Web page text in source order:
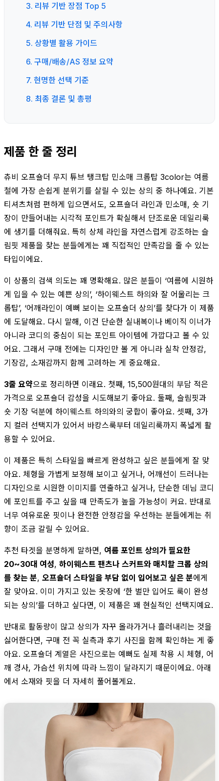
3. 리뷰 기반 장점 Top 5
4. 리뷰 기반 단점 및 주의사항
5. 상황별 활용 가이드
6. 구매/배송/AS 정보 요약
7. 현명한 선택 기준
8. 최종 결론 및 총평
제품 한 줄 정리
츄비 오프숄더 무지 튜브 탱크탑 민소매 크롭탑 3color는 여름
철에 가장 손쉽게 분위기를 살릴 수 있는 상의 중 하나예요. 기본
티셔츠처럼 편하게 입으면서도, 오프숄더 라인과 민소매, 숏 기
장이 만들어내는 시각적 포인트가 확실해서 단조로운 데일리룩
에 생기를 더해줘요. 특히 상체 라인을 자연스럽게 강조하는 슬
림핏 제품을 찾는 분들에게는 꽤 직접적인 만족감을 줄 수 있는
타입이에요.
이 상품의 검색 의도는 꽤 명확해요. 많은 분들이 ‘여름에 시원하
게 입을 수 있는 예쁜 상의’, ‘하이웨스트 하의와 잘 어울리는 크
롭탑’, ‘어깨라인이 예뻐 보이는 오프숄더 상의’를 찾다가 이 제품
에 도달해요. 다시 말해, 이건 단순한 실내복이나 베이직 이너가
아니라 코디의 중심이 되는 포인트 아이템에 가깝다고 볼 수 있
어요. 그래서 구매 전에는 디자인만 볼 게 아니라 실착 안정감,
기장감, 소재감까지 함께 고려하는 게 중요해요.
3줄 요약으로 정리하면 이래요. 첫째, 15,500원대의 부담 적은
가격으로 오프숄더 감성을 시도해보기 좋아요. 둘째, 슬림핏과
숏 기장 덕분에 하이웨스트 하의와의 궁합이 좋아요. 셋째, 3가
지 컬러 선택지가 있어서 바캉스룩부터 데일리룩까지 폭넓게 활
용할 수 있어요.
이 제품은 특히 스타일을 빠르게 완성하고 싶은 분들에게 잘 맞
아요. 체형을 가볍게 보정해 보이고 싶거나, 어깨선이 드러나는
디자인으로 시원한 이미지를 연출하고 싶거나, 단순한 데님 코디
에 포인트를 주고 싶을 때 만족도가 높을 가능성이 커요. 반대로
너무 여유로운 핏이나 완전한 안정감을 우선하는 분들에게는 취
향이 조금 갈릴 수 있어요.
추천 타겟을 분명하게 말하면, 여름 포인트 상의가 필요한
20~30대 여성, 하이웨스트 팬츠나 스커트와 매치할 크롭 상의
를 찾는 분, 오프숄더 스타일을 부담 없이 입어보고 싶은 분에게
잘 맞아요. 이미 가지고 있는 옷장에 ‘한 벌만 입어도 룩이 완성
되는 상의’를 더하고 싶다면, 이 제품은 꽤 현실적인 선택지예요.
반대로 활동량이 많고 상의가 자꾸 올라가거나 흘러내리는 것을
싫어한다면, 구매 전 꼭 실측과 후기 사진을 함께 확인하는 게 좋
아요. 오프숄더 계열은 사진으로는 예뻐도 실제 착용 시 체형, 어
깨 경사, 가슴선 위치에 따라 느낌이 달라지기 때문이에요. 아래
에서 소재와 핏을 더 자세히 풀어볼게요.